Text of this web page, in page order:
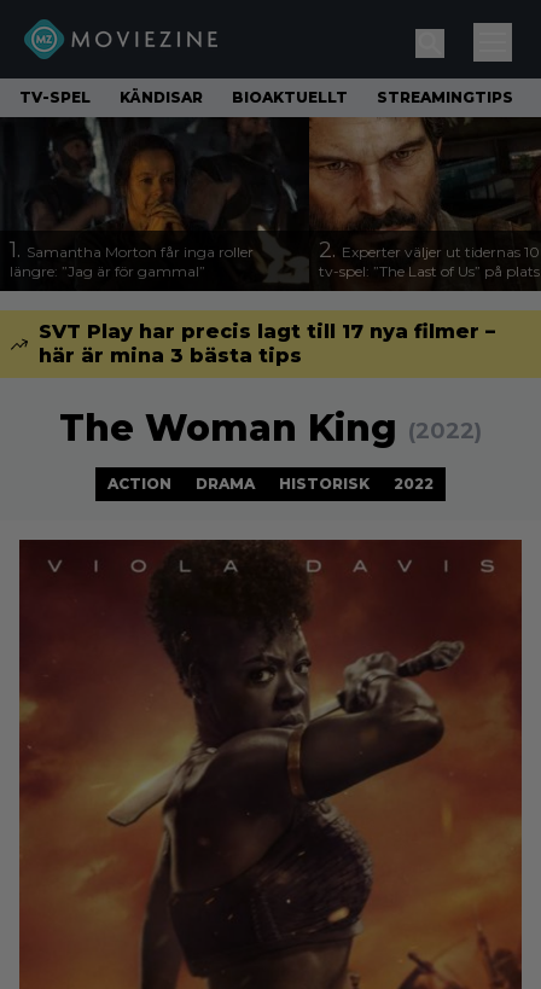
TV-SPEL KÄNDISAR BIOAKTUELLT STREAMINGTIPS
1. Samantha Morton får inga roller
längre: ”Jag är för gammal”
2. Experter väljer ut tidernas
tv-spel: ”The Last of Us” på
SVT Play har precis lagt till 17 nya filmer –
här är mina 3 bästa tips
The Woman King (2022)
ACTION DRAMA HISTORISK 2022